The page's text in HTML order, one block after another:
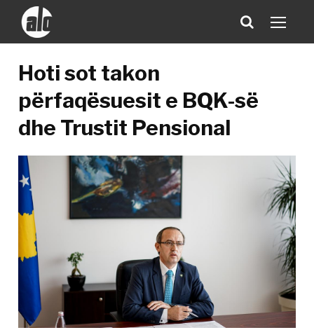
Hoti sot takon
përfaqësuesit e BQK-së
dhe Trustit Pensional